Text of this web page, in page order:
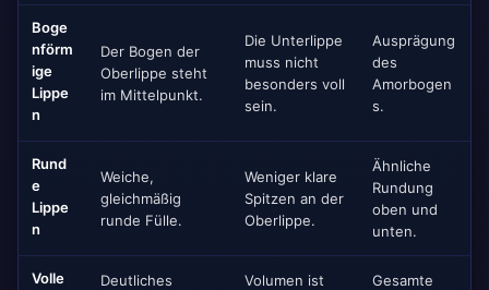
Boge
nförm
ige
Lippe
n
Der Bogen der
Oberlippe steht
im Mittelpunkt.
Die Unterlippe
muss nicht
besonders voll
sein.
Ausprägung
des
Amorbogen
s.
Rund
e
Lippe
n
Weiche,
gleichmäßig
runde Fülle.
Weniger klare
Spitzen an der
Oberlippe.
Ähnliche
Rundung
oben und
unten.
Volle
Deutliches
Volumen ist
Gesamte